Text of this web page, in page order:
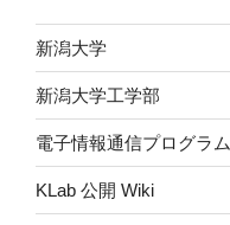
新潟大学
新潟大学工学部
電子情報通信プログラム
KLab 公開 Wiki